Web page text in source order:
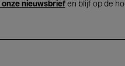
onze nieuwsbriefen blijf op de